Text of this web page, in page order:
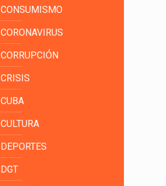
CONSUMISMO
CORONAVIRUS
CORRUPCIÓN
CRISIS
CUBA
CULTURA
DEPORTES
DGT